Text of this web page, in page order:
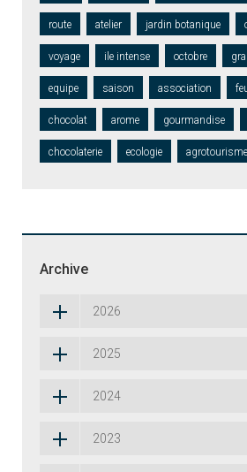
route atelier jardin botanique
voyage ile intense octobre
equipe saison association
chocolat arome gourmandise
chocolaterie ecologie agrotourisme
Archive
2026
2025
2024
2023